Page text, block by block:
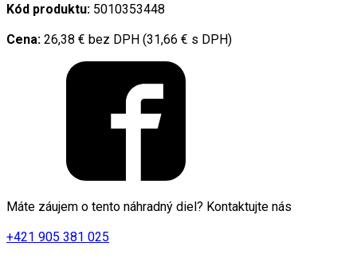
Kód produktu: 5010353448
Cena: 26,38 € bez DPH (31,66 € s DPH)
Máte záujem o tento náhradný diel? Kontaktujte nás
+421 905 381 025